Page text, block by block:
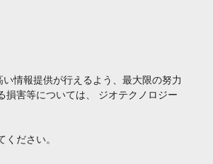
情報提供が行えるよう、最大限の努力
損害等については、 ジオテクノロジー
ださい。